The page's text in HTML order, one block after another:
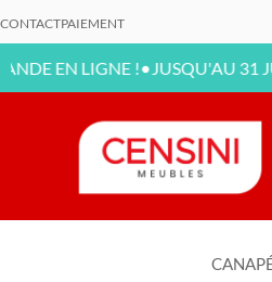
CONTACTPAIEMENT
LIGNE !•JUSQU'AU 31 JUILLET